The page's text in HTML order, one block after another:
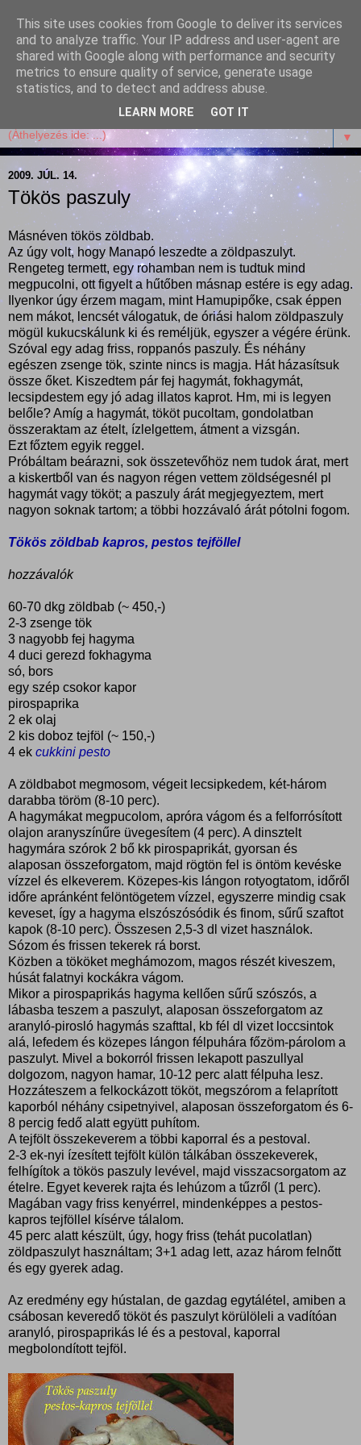
Garffyka
Szösszenetek a konyhámból, az életemből. Mosollyal,
receptekkel, vidámsággal, marcipánnal, csokival.
▼
2009. JÚL. 14.
Tökös paszuly
Másnéven tökös zöldbab.
Az úgy volt, hogy Manapó leszedte a zöldpaszulyt.
Rengeteg termett, egy rohamban nem is tudtuk mind
megpucolni, ott figyelt a hűtőben másnap estére is egy adag.
Ilyenkor úgy érzem magam, mint Hamupipőke, csak éppen
nem mákot, lencsét válogatuk, de óriási halom zöldpaszuly
mögül kukucskálunk ki és reméljük, egyszer a végére érünk.
Szóval egy adag friss, roppanós paszuly. És néhány
egészen zsenge tök, szinte nincs is magja. Hát házasítsuk
össze őket. Kiszedtem pár fej hagymát, fokhagymát,
lecsipdestem egy jó adag illatos kaprot. Hm, mi is legyen
belőle? Amíg a hagymát, tököt pucoltam, gondolatban
összeraktam az ételt, ízlelgettem, átment a vizsgán.
Ezt főztem egyik reggel.
Próbáltam beárazni, sok összetevőhöz nem tudok árat, mert
a kiskertből van és nagyon régen vettem zöldségesnél pl
hagymát vagy tököt; a paszuly árát megjegyeztem, mert
nagyon soknak tartom; a többi hozzávaló árát pótolni fogom.
Tökös zöldbab kapros, pestos tejföllel
hozzávalók
60-70 dkg zöldbab (~ 450,-)
2-3 zsenge tök
3 nagyobb fej hagyma
4 duci gerezd fokhagyma
só, bors
egy szép csokor kapor
pirospaprika
2 ek olaj
2 kis doboz tejföl (~ 150,-)
4 ek cukkini pesto
A zöldbabot megmosom, végeit lecsipkedem, két-három
darabba töröm (8-10 perc).
A hagymákat megpucolom, apróra vágom és a felforrósított
olajon aranyszínűre üvegesítem (4 perc). A dinsztelt
hagymára szórok 2 bő kk pirospaprikát, gyorsan és
alaposan összeforgatom, majd rögtön fel is öntöm kevéske
vízzel és elkeverem. Közepes-kis lángon rotyogtatom, időről
időre apránként felöntögetem vízzel, egyszerre mindig csak
keveset, így a hagyma elszószósódik és finom, sűrű szaftot
kapok (8-10 perc). Összesen 2,5-3 dl vizet használok.
Sózom és frissen tekerek rá borst.
Közben a tököket meghámozom, magos részét kiveszem,
húsát falatnyi kockákra vágom.
Mikor a pirospaprikás hagyma kellően sűrű szószós, a
lábasba teszem a paszulyt, alaposan összeforgatom az
aranyló-pirosló hagymás szafttal, kb fél dl vizet loccsintok
alá, lefedem és közepes lángon félpuhára főzöm-párolom a
paszulyt. Mivel a bokorról frissen lekapott paszullyal
dolgozom, nagyon hamar, 10-12 perc alatt félpuha lesz.
Hozzáteszem a felkockázott tököt, megszórom a felaprított
kaporból néhány csipetnyivel, alaposan összeforgatom és 6-
8 percig fedő alatt együtt puhítom.
A tejfölt összekeverem a többi kaporral és a pestoval.
2-3 ek-nyi ízesített tejfölt külön tálkában összekeverek,
felhígítok a tökös paszuly levével, majd visszacsorgatom az
ételre. Egyet keverek rajta és lehúzom a tűzről (1 perc).
Magában vagy friss kenyérrel, mindenképpes a pestos-
kapros tejföllel kísérve tálalom.
45 perc alatt készült, úgy, hogy friss (tehát pucolatlan)
zöldpaszulyt használtam; 3+1 adag lett, azaz három felnőtt
és egy gyerek adag.
Az eredmény egy hústalan, de gazdag egytálétel, amiben a
csábosan keveredő tököt és paszulyt körülöleli a vadítóan
aranyló, pirospaprikás lé és a pestoval, kaporral
megbolondított tejföl.
This site uses cookies from Google to deliver its services
and to analyze traffic. Your IP address and user-agent are
shared with Google along with performance and security
metrics to ensure quality of service, generate usage
statistics, and to detect and address abuse.
LEARN MORE GOT IT